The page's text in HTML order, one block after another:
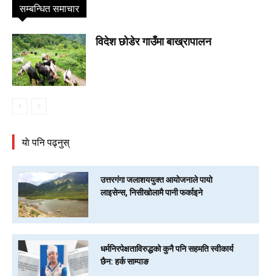
सम्बन्धित समाचार
विदेश छोडेर गाउँमा बाख्रापालन
याे पनि पढ्नुस्
उत्तरगंगा जलाशययुक्त आयोजनाले पायो
लाइसेन्स, निसीखोलामै पानी फर्काइने
धर्मनिरपेक्षताविरुद्धको कुनै पनि सहमति स्वीकार्य
छैन: हर्क साम्पाङ